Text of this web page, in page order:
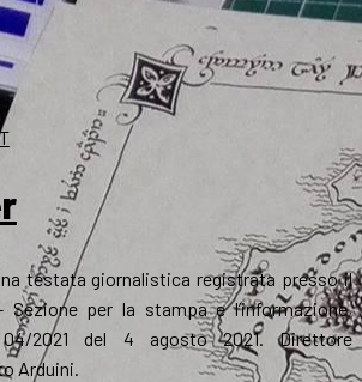
testata giornalistica registrata presso il
Sezione per la stampa e l’informazione,
04/2021 del 4 agosto 2021. Direttore
Arduini.